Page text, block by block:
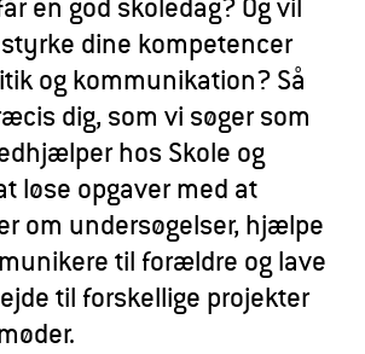
en god skoledag? Og vil
dine kompetencer
og kommunikation? Så
dig, som vi søger som
hos Skole og
løse opgaver med at
om undersøgelser, hjælpe
til forældre og lave
til forskellige projekter